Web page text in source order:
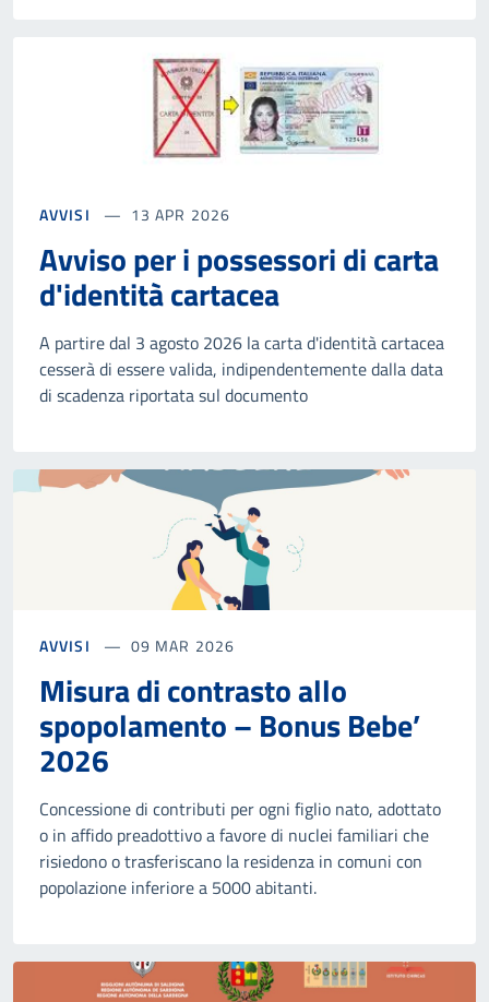
AVVISI 13 APR 2026
Avviso per i possessori di carta
d'identità cartacea
A partire dal 3 agosto 2026 la carta d'identità cartacea
cesserà di essere valida, indipendentemente dalla data
di scadenza riportata sul documento
AVVISI 09 MAR 2026
Misura di contrasto allo
spopolamento – Bonus Bebe’
2026
Concessione di contributi per ogni figlio nato, adottato
o in affido preadottivo a favore di nuclei familiari che
risiedono o trasferiscano la residenza in comuni con
popolazione inferiore a 5000 abitanti.